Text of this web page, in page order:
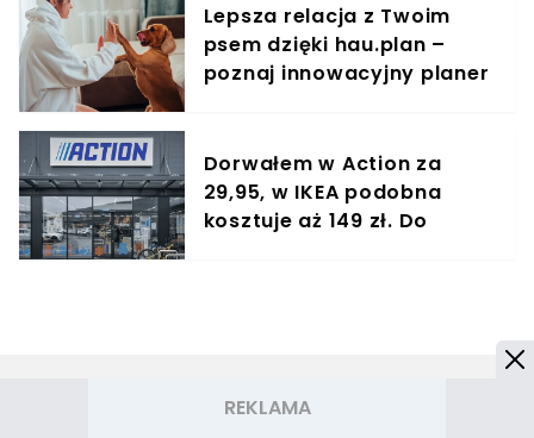
Lepsza relacja z Twoim
psem dzięki hau.plan –
poznaj innowacyjny planer
Dorwałem w Action za
29,95, w IKEA podobna
kosztuje aż 149 zł. Do